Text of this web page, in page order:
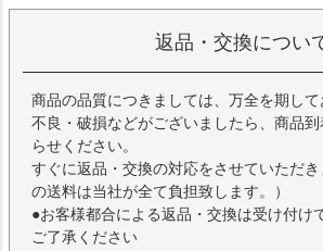
返品・交換につい
商品の品質につきましては、万全を期し
不良・破損などがございましたら、商品
らせください。
すぐに返品・交換の対応をさせていただ
の送料は当社が全て負担致します。）
●お客様都合による返品・交換は受け付け
ご了承ください